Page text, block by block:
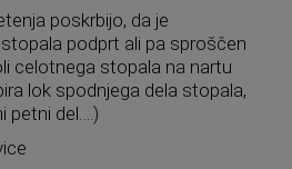
poskrbijo, da je
podprt ali pa sproščen
celotnega stopala na nartu
lok spodnjega dela stopala,
petni del….)